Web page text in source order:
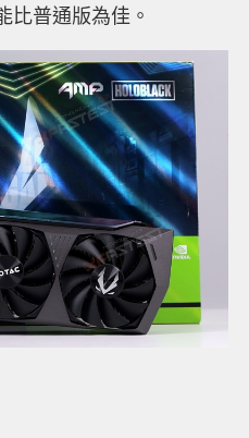
比普通版為佳。